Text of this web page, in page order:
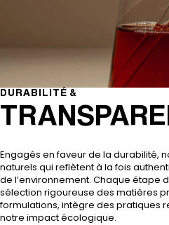
DURABILITÉ &
Engagés en faveur de la durabilité,
naturels qui reflètent à la fois
de l’environnement. Chaque étape
sélection rigoureuse des matières
formulations, intègre des pratiques
notre impact écologique.